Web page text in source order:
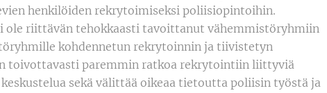
henkilöiden rekrytoimiseksi poliisiopintoihin.
ole riittävän tehokkaasti tavoittanut vähemmistöryhmiin
kohdennetun rekrytoinnin ja tiivistetyn
toivottavasti paremmin ratkoa rekrytointiin liittyviä
sekä välittää oikeaa tietoutta poliisin työstä ja